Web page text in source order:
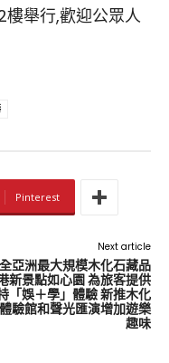
舉行,歡迎公眾人
Pinterest
Next article
亞洲最大規模木化石藏品
新景點如心園 為旅客提供
「娛＋學」體驗 新推木化
驗館和聲光匯演增加遊樂
趣味